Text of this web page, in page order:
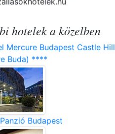
hotelek a közelben
Budapest Castle Hill
Buda) ****
Budapest